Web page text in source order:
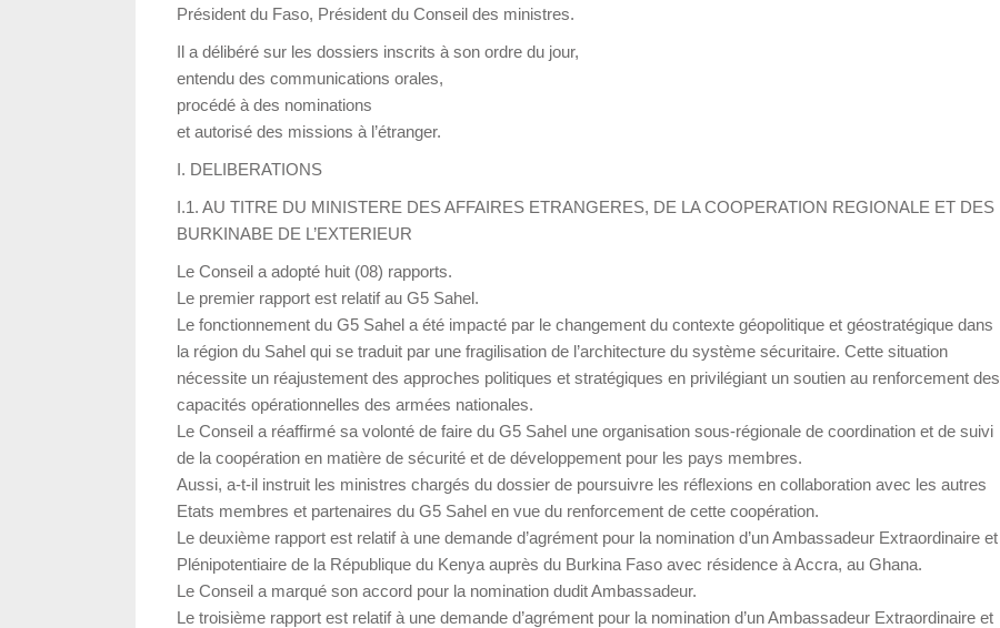
Président du Faso, Président du Conseil des ministres.
Il a délibéré sur les dossiers inscrits à son ordre du jour,
entendu des communications orales,
procédé à des nominations
et autorisé des missions à l’étranger.
I. DELIBERATIONS
I.1. AU TITRE DU MINISTERE DES AFFAIRES ETRANGERES, DE LA COOPERATION REGIONALE ET DES
BURKINABE DE L’EXTERIEUR
Le Conseil a adopté huit (08) rapports.
Le premier rapport est relatif au G5 Sahel.
Le fonctionnement du G5 Sahel a été impacté par le changement du contexte géopolitique et géostratégique dans
la région du Sahel qui se traduit par une fragilisation de l’architecture du système sécuritaire. Cette situation
nécessite un réajustement des approches politiques et stratégiques en privilégiant un soutien au renforcement des
capacités opérationnelles des armées nationales.
Le Conseil a réaffirmé sa volonté de faire du G5 Sahel une organisation sous-régionale de coordination et de suivi
de la coopération en matière de sécurité et de développement pour les pays membres.
Aussi, a-t-il instruit les ministres chargés du dossier de poursuivre les réflexions en collaboration avec les autres
Etats membres et partenaires du G5 Sahel en vue du renforcement de cette coopération.
Le deuxième rapport est relatif à une demande d’agrément pour la nomination d’un Ambassadeur Extraordinaire et
Plénipotentiaire de la République du Kenya auprès du Burkina Faso avec résidence à Accra, au Ghana.
Le Conseil a marqué son accord pour la nomination dudit Ambassadeur.
Le troisième rapport est relatif à une demande d’agrément pour la nomination d’un Ambassadeur Extraordinaire et